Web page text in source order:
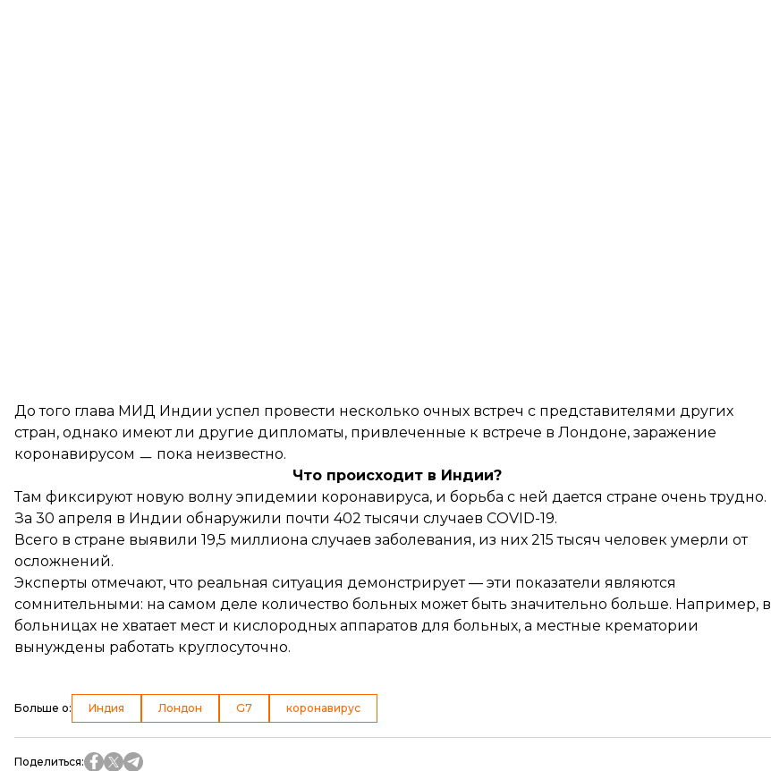
До того глава МИД Индии успел провести несколько очных встреч с представителями других
стран, однако имеют ли другие дипломаты, привлеченные к встрече в Лондоне, заражение
коронавирусом ㅡ пока неизвестно.
Что происходит в Индии?
Там фиксируют новую волну эпидемии коронавируса, и борьба с ней дается стране очень трудно.
За 30 апреля в Индии обнаружили почти 402 тысячи случаев COVID-19.
Всего в стране выявили 19,5 миллиона случаев заболевания, из них 215 тысяч человек умерли от
осложнений.
Эксперты отмечают, что реальная ситуация демонстрирует — эти показатели являются
сомнительными: на самом деле количество больных может быть значительно больше. Например, в
больницах не хватает мест и кислородных аппаратов для больных, а местные крематории
вынуждены работать круглосуточно.
Больше о: Индия Лондон G7 коронавирус
Поделиться: